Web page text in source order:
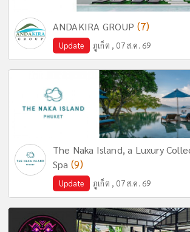
ANDAKIRA GROUP (7)
Update ภูเก็ต , 07 ส.ค. 69
The Naka Island, a Luxury
Spa (9)
Update ภูเก็ต , 07 ส.ค. 69